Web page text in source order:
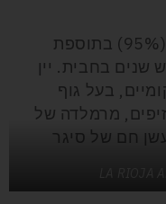
ממסך המבוסס על הזן טמפרניו (95%) בתוספת
שש שנים בחבית. יין
בעל גוף
מרמלדה של
חם של סיגר